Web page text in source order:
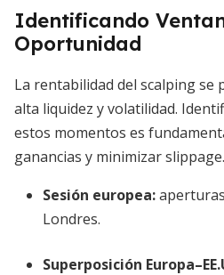
Identificando
Oportunidad
La rentabilidad del scalping se
alta liquidez y volatilidad.
estos momentos es
ganancias y minimizar slippage.
Sesión europea:
Londres.
Superposición